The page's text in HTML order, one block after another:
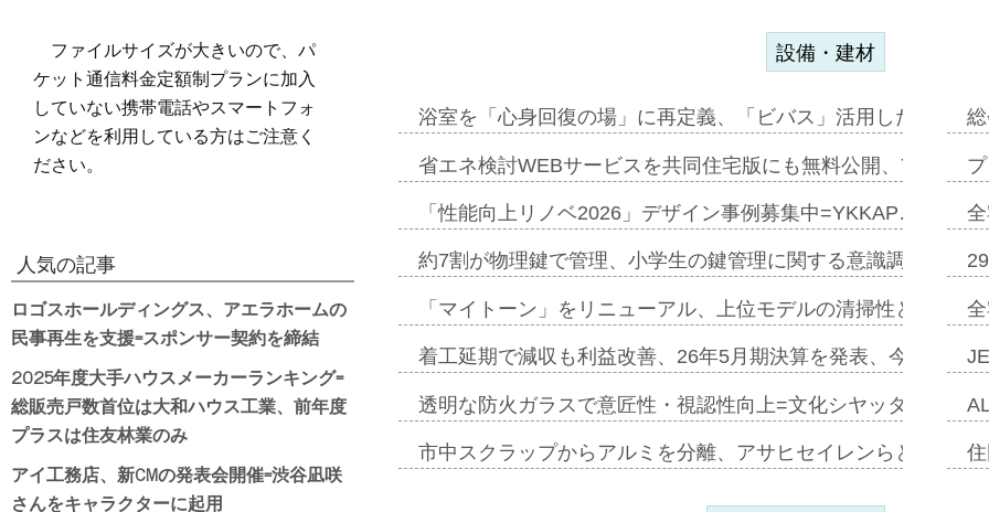
設備・建材
浴室を「心身回復の場」に再定義、「ビバス」活用した新入浴
省エネ検討WEBサービスを共同住宅版にも無料公開、YKKAP
「性能向上リノベ2026」デザイン事例募集中=YKKAP…
約7割が物理鍵で管理、小学生の鍵管理に関する意識調査
「マイトーン」をリニューアル、上位モデルの清掃性と安全
着工延期で減収も利益改善、26年5月期決算を発表、今期は増
透明な防火ガラスで意匠性・視認性向上=文化シヤッター…
市中スクラップからアルミを分離、アサヒセイレンらと協働開
ファイルサイズが大きいので、パ
ケット通信料金定額制プランに加入
していない携帯電話やスマートフォ
ンなどを利用している方はご注意く
ださい。
人気の記事
ロゴスホールディングス、アエラホームの
民事再生を支援=スポンサー契約を締結
2025年度大手ハウスメーカーランキング=
総販売戸数首位は大和ハウス工業、前年度
プラスは住友林業のみ
アイ工務店、新CMの発表会開催=渋谷凪咲
さんをキャラクターに起用